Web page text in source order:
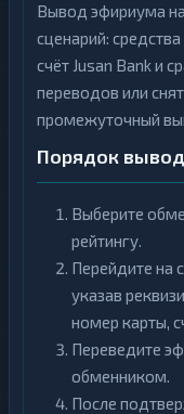
Вывод эфириума
сценарий:
счёт Jusan Bank и
переводов или
промежуточный
Порядок
Выберите
рейтингу.
Перейдите на
указав
номер карты,
Переведите
обменником.
После